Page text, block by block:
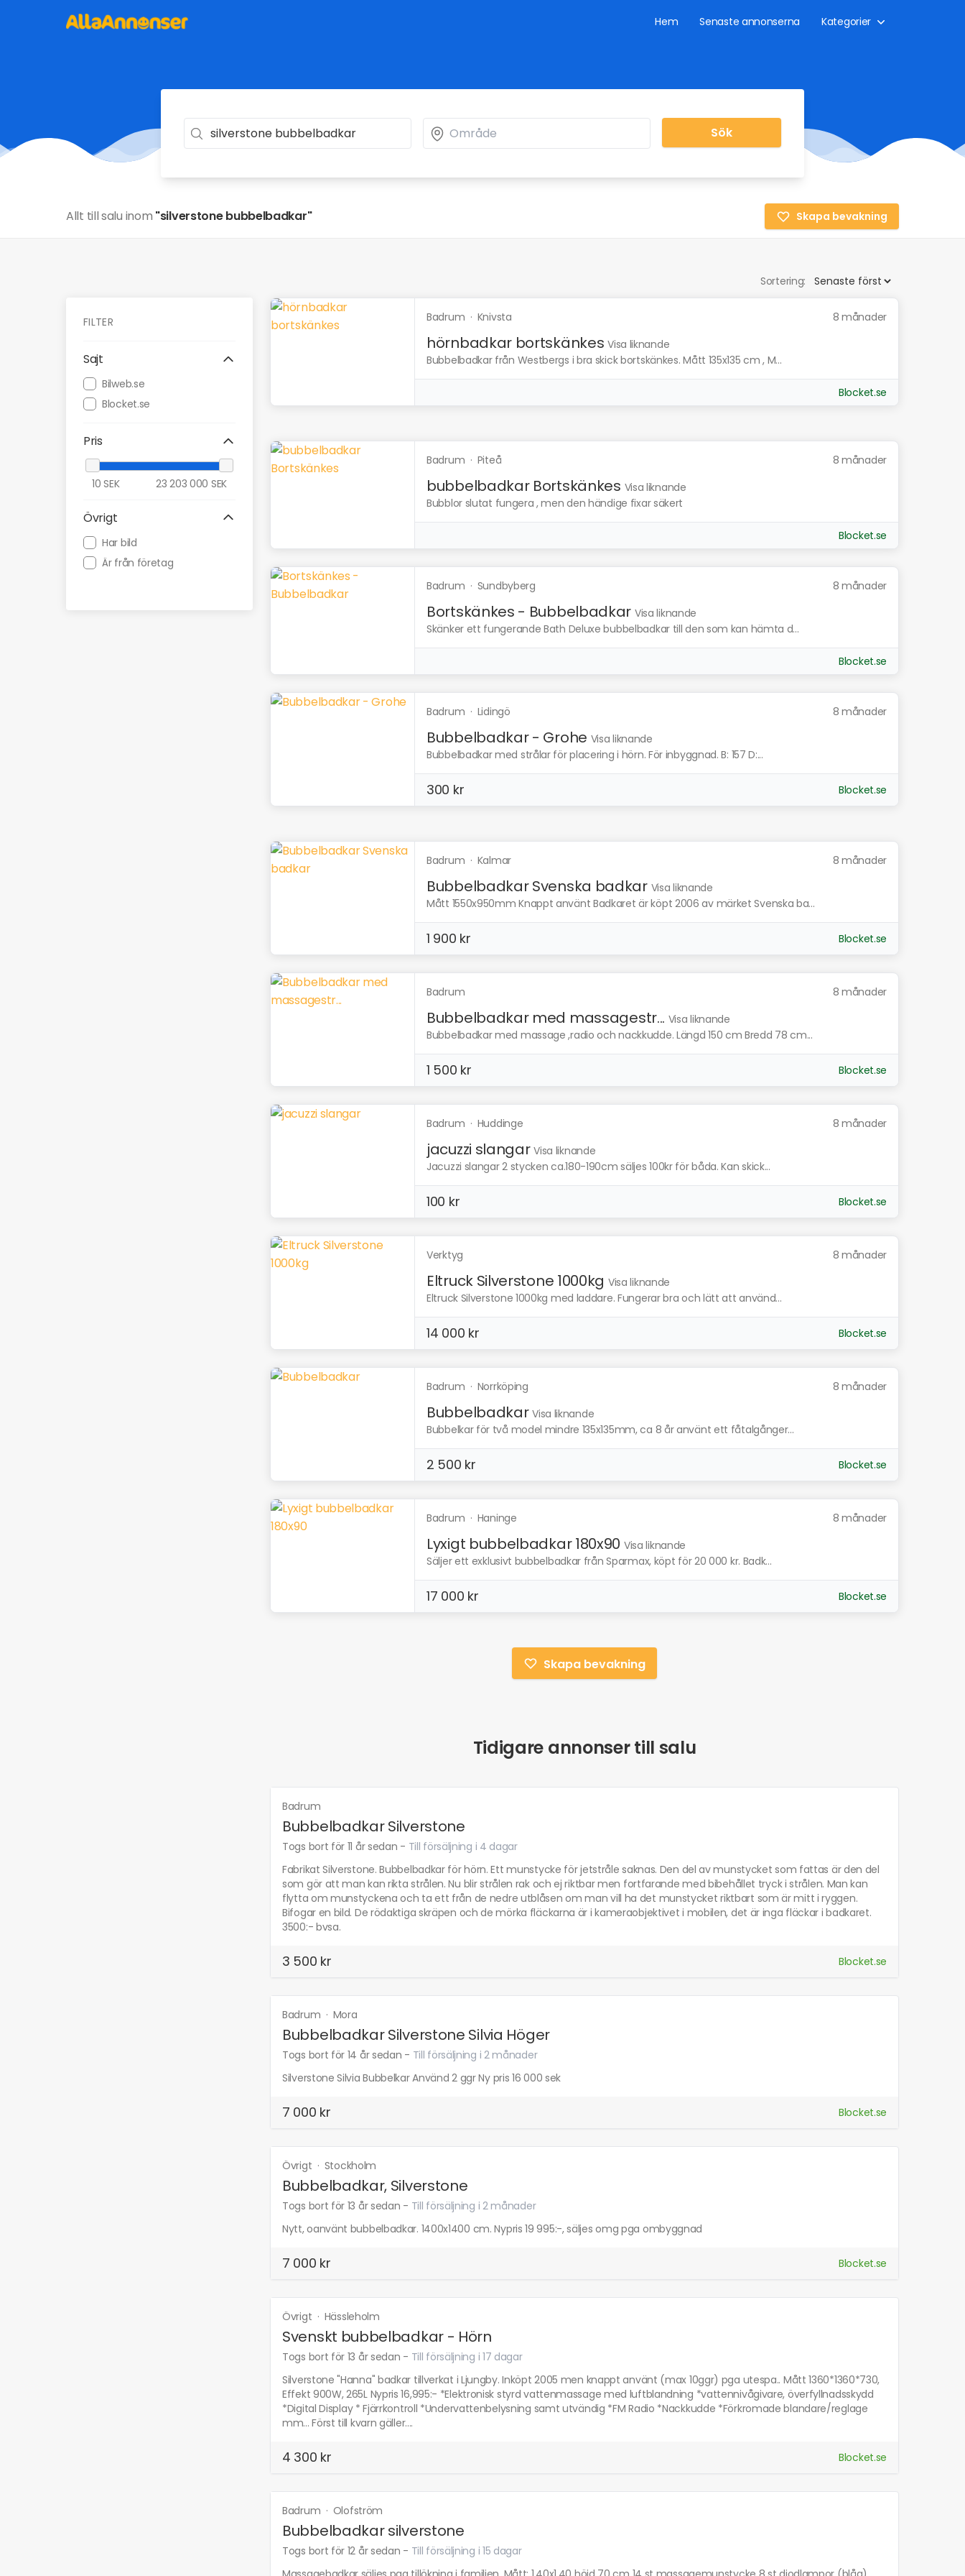
Hem Senaste annonserna Kategorier
Sök
Allt till salu inom "silverstone bubbelbadkar" Skapa bevakning
Sortering:
FILTER
Sajt
Bilweb.se
Blocket.se
Pris
10 SEK 23 203 000 SEK
Övrigt
Har bild
Är från företag
Badrum · Knivsta 8 månader
hörnbadkar bortskänkes Visa liknande
Bubbelbadkar från Westbergs i bra skick bortskänkes. Mått 135x135 cm , M...
Blocket.se
Badrum · Piteå 8 månader
bubbelbadkar Bortskänkes Visa liknande
Bubblor slutat fungera , men den händige fixar säkert
Blocket.se
Badrum · Sundbyberg 8 månader
Bortskänkes - Bubbelbadkar Visa liknande
Skänker ett fungerande Bath Deluxe bubbelbadkar till den som kan hämta d...
Blocket.se
Badrum · Lidingö 8 månader
Bubbelbadkar - Grohe Visa liknande
Bubbelbadkar med strålar för placering i hörn. För inbyggnad. B: 157 D:...
300 kr Blocket.se
Badrum · Kalmar 8 månader
Bubbelbadkar Svenska badkar Visa liknande
Mått 1550x950mm Knappt använt Badkaret är köpt 2006 av märket Svenska ba...
1 900 kr Blocket.se
Badrum 8 månader
Bubbelbadkar med massagestr... Visa liknande
Bubbelbadkar med massage ,radio och nackkudde. Längd 150 cm Bredd 78 cm...
1 500 kr Blocket.se
Badrum · Huddinge 8 månader
jacuzzi slangar Visa liknande
Jacuzzi slangar 2 stycken ca.180-190cm säljes 100kr för båda. Kan skick...
100 kr Blocket.se
Verktyg 8 månader
Eltruck Silverstone 1000kg Visa liknande
Eltruck Silverstone 1000kg med laddare. Fungerar bra och lätt att använd...
14 000 kr Blocket.se
Badrum · Norrköping 8 månader
Bubbelbadkar Visa liknande
Bubbelkar för två model mindre 135x135mm, ca 8 år använt ett fåtalgånger...
2 500 kr Blocket.se
Badrum · Haninge 8 månader
Lyxigt bubbelbadkar 180x90 Visa liknande
Säljer ett exklusivt bubbelbadkar från Sparmax, köpt för 20 000 kr. Badk...
17 000 kr Blocket.se
Skapa bevakning
Tidigare annonser till salu
Badrum
Bubbelbadkar Silverstone
Togs bort för 11 år sedan - Till försäljning i 4 dagar
Fabrikat Silverstone. Bubbelbadkar för hörn. Ett munstycke för jetstråle saknas. Den del av munstycket som fattas är den del
som gör att man kan rikta strålen. Nu blir strålen rak och ej riktbar men fortfarande med bibehållet tryck i strålen. Man kan
flytta om munstyckena och ta ett från de nedre utblåsen om man vill ha det munstycket riktbart som är mitt i ryggen.
Bifogar en bild. De rödaktiga skräpen och de mörka fläckarna är i kameraobjektivet i mobilen, det är inga fläckar i badkaret.
3500:- bvsa.
3 500 kr Blocket.se
Badrum · Mora
Bubbelbadkar Silverstone Silvia Höger
Togs bort för 14 år sedan - Till försäljning i 2 månader
Silverstone Silvia Bubbelkar Använd 2 ggr Ny pris 16 000 sek
7 000 kr Blocket.se
Övrigt · Stockholm
Bubbelbadkar, Silverstone
Togs bort för 13 år sedan - Till försäljning i 2 månader
Nytt, oanvänt bubbelbadkar. 1400x1400 cm. Nypris 19 995:-, säljes omg pga ombyggnad
7 000 kr Blocket.se
Övrigt · Hässleholm
Svenskt bubbelbadkar - Hörn
Togs bort för 13 år sedan - Till försäljning i 17 dagar
Silverstone "Hanna" badkar tillverkat i Ljungby. Inköpt 2005 men knappt använt (max 10ggr) pga utespa.. Mått 1360*1360*730,
Effekt 900W, 265L Nypris 16,995:- *Elektronisk styrd vattenmassage med luftblandning *vattennivågivare, överfyllnadsskydd
*Digital Display * Fjärrkontroll *Undervattenbelysning samt utvändig *FM Radio *Nackkudde *Förkromade blandare/reglage
mm... Först till kvarn gäller....
4 300 kr Blocket.se
Badrum · Olofström
Bubbelbadkar silverstone
Togs bort för 12 år sedan - Till försäljning i 15 dagar